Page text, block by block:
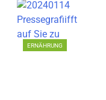
ERNÄHRUNG